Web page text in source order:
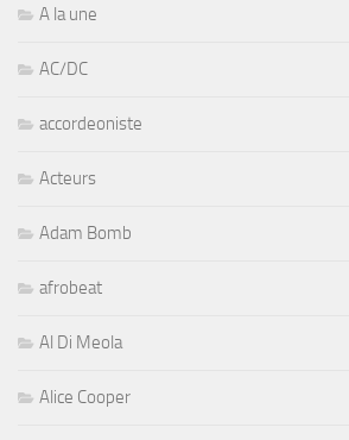
A la une
AC/DC
accordeoniste
Acteurs
Adam Bomb
afrobeat
Al Di Meola
Alice Cooper